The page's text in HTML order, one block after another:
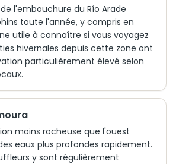
l'embouchure du Río Arade
toute l'année, y compris en
utile à connaître si vous voyagez
hivernales depuis cette zone ont
particulièrement élevé selon
moins rocheuse que l'ouest
eaux plus profondes rapidement.
y sont régulièrement